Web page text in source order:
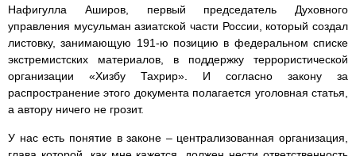
Нафигулла Аширов, первый председатель Духовного
управления мусульман азиатской части России, который создал
листовку, занимающую 191-ю позицию в федеральном списке
экстремистских материалов, в поддержку террористической
организации «Хизбу Тахрир». И согласно закону за
распространение этого документа полагается уголовная статья,
а автору ничего не грозит.
У нас есть понятие в законе – централизованная организация,